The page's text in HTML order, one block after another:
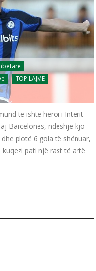
TOP LAJME
të ishte heroi i Interit
Barcelonës, ndeshje kjo
plotë 6 gola të shënuar,
pati një rast të artë